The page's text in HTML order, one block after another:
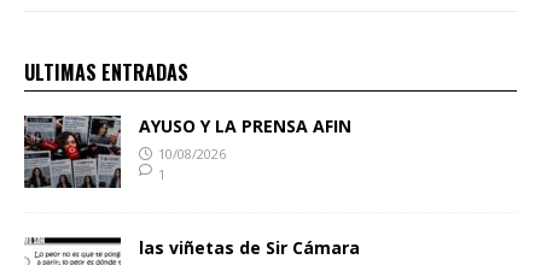
ULTIMAS ENTRADAS
AYUSO Y LA PRENSA AFIN
10/08/2026
1
las viñetas de Sir Cámara